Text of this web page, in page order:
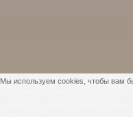
Мы используем cookies, чтобы вам